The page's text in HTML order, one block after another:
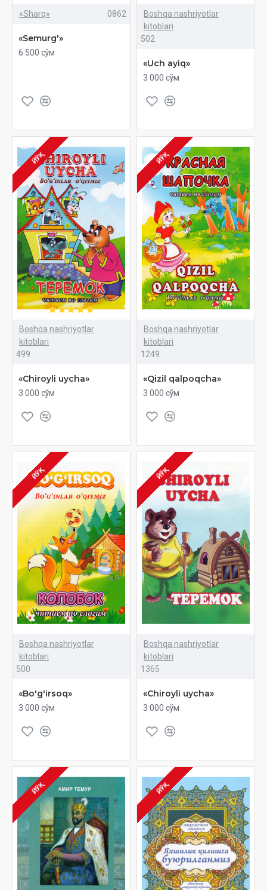
«Sharq» 0862
«Semurg'»
6 500 сўм
Boshqa nashriyotlar
kitoblari
502
«Uch ayiq»
3 000 сўм
ЙЎҚ
Boshqa nashriyotlar
kitoblari
499
«Chiroyli uycha»
3 000 сўм
ЙЎҚ
Boshqa nashriyotlar
kitoblari
1249
«Qizil qalpoqcha»
3 000 сўм
ЙЎҚ
Boshqa nashriyotlar
kitoblari
500
«Bo'g'irsoq»
3 000 сўм
ЙЎҚ
Boshqa nashriyotlar
kitoblari
1365
«Chiroyli uycha»
3 000 сўм
ЙЎҚ ЙЎҚ